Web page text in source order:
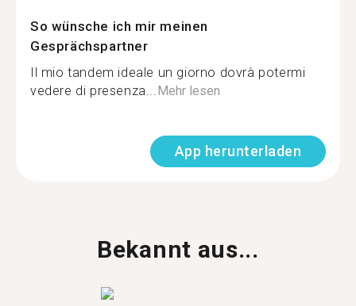
So wünsche ich mir meinen
Gesprächspartner
Il mio tandem ideale un giorno dovrà potermi
vedere di presenza...Mehr lesen
App herunterladen
Bekannt aus...